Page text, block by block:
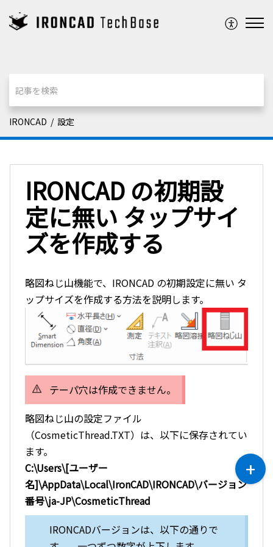
IRONCAD 設定
IRONCAD の初期設
定に無い タップサイ
ズを作成する
略図ねじ山機能で、IRONCAD の初期設定に無い タ
ップサイズを作成する方法を説明します。
テーパ穴は作成できません。
略図ねじ山の設定ファイル
（CosmeticThread.TXT）は、以下に保存されてい
ます。
C:\Users\[ユーザー
名]\AppData\Local\IronCAD\IRONCAD\バージョン
番号\ja-JP\CosmeticThread
IRONCADバージョンは、以下の通りで